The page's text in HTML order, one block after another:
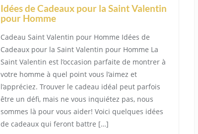
Idées de Cadeaux pour la Saint Valentin
pour Homme
Cadeau Saint Valentin pour Homme Idées de
Cadeaux pour la Saint Valentin pour Homme La
Saint Valentin est l’occasion parfaite de montrer à
votre homme à quel point vous l’aimez et
l’appréciez. Trouver le cadeau idéal peut parfois
être un défi, mais ne vous inquiétez pas, nous
sommes là pour vous aider! Voici quelques idées
de cadeaux qui feront battre […]